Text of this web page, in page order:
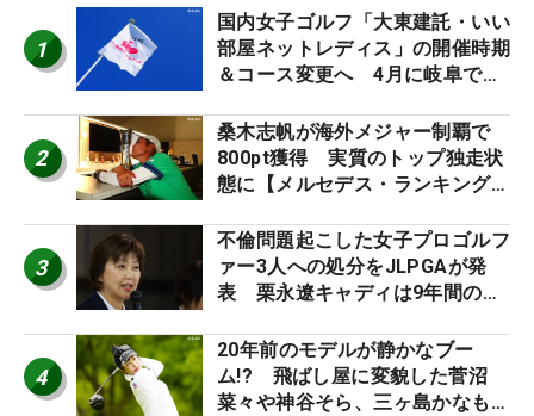
1
国内女子ゴルフ「大東建託・いい
部屋ネットレディス」の開催時期
＆コース変更へ 4月に岐阜で開
2
桑木志帆が海外メジャー制覇で
800pt獲得 実質のトップ独走状
態に【メルセデス・ランキング番
3
不倫問題起こした女子プロゴルフ
ァー3人への処分をJLPGAが発
表 栗永遼キャディは9年間の立
4
20年前のモデルが静かなブー
ム!? 飛ばし屋に変貌した菅沼
菜々や神谷そら、三ヶ島かなも使